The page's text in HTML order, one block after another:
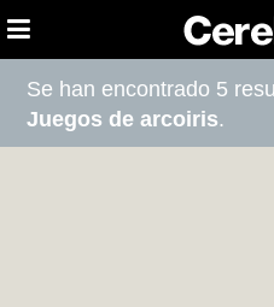
Se han encontrado 5
Juegos de arcoiris.